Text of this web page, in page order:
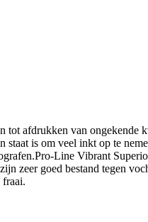
afdrukken van ongekende
is om veel inkt op te
Line Vibrant
zeer goed bestand tegen